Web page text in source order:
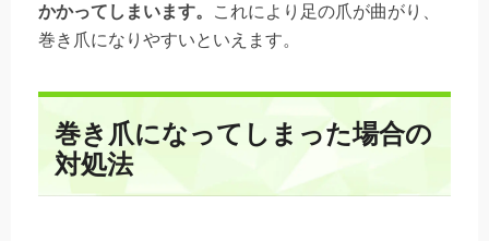
かかってしまいます。
これにより足の爪が曲がり、
巻き爪になりやすいといえます。
巻き爪になってしまった場合の
対処法